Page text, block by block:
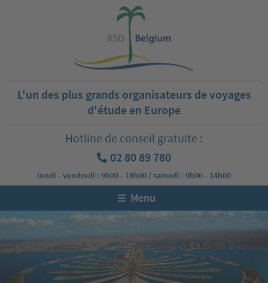
L'un des plus grands organisateurs de voyages
d'étude en Europe
Hotline de conseil gratuite :
02 80 89 780
lundi - vendredi : 9h00 - 18h00 / samedi : 9h00 - 14h00
Menu